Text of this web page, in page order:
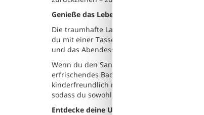
Genieße das Leben im Freien
Die traumhafte Lage direkt am Wasser
du mit einer Tasse Kaffee den
und das Abendessen in der frischen Seeluft
Wenn du den Sand unter deinen Füßen
erfrischendes Bad nehmen oder einen
kinderfreundlich mit flachem Wasser und
sodass du sowohl Entspannung als auch
Entdecke deine Umgebung